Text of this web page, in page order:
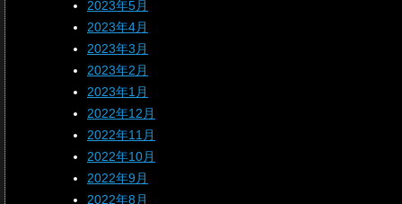
2023年5月
2023年4月
2023年3月
2023年2月
2023年1月
2022年12月
2022年11月
2022年10月
2022年9月
2022年8月